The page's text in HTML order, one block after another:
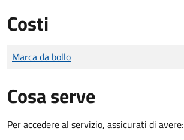
Costi
Tipo di pagamento
Importo
Marca da bollo
Cosa serve
Per accedere al servizio, assicurati di avere: